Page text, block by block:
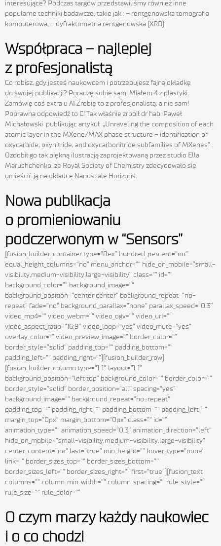
interesujące? Podczas targów przedstawiliśmy również inne
popularne techniki badawcze, takie jak : – rentgenowska tomografia
komputerowa, – dyfraktometria rentgenowska (XRD)
Współpraca – najlepiej
z profesjonalistą
Co robisz, gdy jesteś naukowcem i potrzebujesz fajną okładkę
do swojej publikacji? Poradzę sobie sam. Miałem 4 z plastyki.
Zamówię coś extra u AI Zrobię to z profesjonalistą, a nie sam!
Poprawna odpowiedź to C! Tak właśnie zrobił dr hab. Paweł
Michałowski publikując artykuł „Unraveling the composition of each
atomic layer in the MXene/MAX phase structure – identification of
oxycarbide, oxynitride, and oxycarbonitride subfamilies of MXenes” .
Ozdobił go tak piękną ilustracją zaprojektowaną przez studio Ella
Marushchenko, że Royal Society of Chemistry zdecydowało się
umieścić ją na okładce Nanoscale Horizons.
Nowa publikacja
o promieniowaniu
podczerwonym w “Sensors”
[fusion_builder_container type=”flex” hundred_percent=”no”
equal_height_columns=”no” menu_anchor=”” hide_on_mobile=”small-
visibility,medium-visibility,large-visibility” class=”” id=””
background_color=”” background_image=””
background_position=”center center” background_repeat=”no-
repeat” fade=”no” background_parallax=”none” parallax_speed=”0.3″
video_mp4=”” video_webm=”” video_ogv=”” video_url=””
video_aspect_ratio=”16:9″ video_loop=”yes” video_mute=”yes”
overlay_color=”” video_preview_image=”” border_color=””
border_style=”solid” padding_top=”” padding_bottom=””
padding_left=”” padding_right=””][fusion_builder_row]
[fusion_builder_column type=”1_1″ layout=”1_1″
background_position=”left top” background_color=”” border_color=””
border_style=”solid” border_position=”all” spacing=”yes”
background_image=”” background_repeat=”no-repeat”
padding_top=”” padding_right=”” padding_bottom=”” padding_left=””
margin_top=”0px” margin_bottom=”0px” class=”” id=””
animation_type=”” animation_speed=”0.3″ animation_direction=”left”
hide_on_mobile=”small-visibility,medium-visibility,large-visibility”
center_content=”no” last=”true” min_height=”” hover_type=”none”
link=”” border_sizes_top=”” border_sizes_bottom=””
border_sizes_left=”” border_sizes_right=”” first=”true”][fusion_text
columns=”” column_min_width=”” column_spacing=”” rule_style=””
rule_size=”” rule_color=””
O czym marzy każdy naukowiec
i o co chodzi